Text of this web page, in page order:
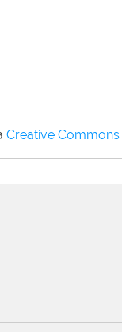
Creative